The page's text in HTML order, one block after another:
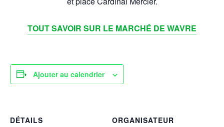
TOUT SAVOIR SUR LE MARCHÉ DE WAVRE
Ajouter au calendrier
DÉTAILS
ORGANISATEUR